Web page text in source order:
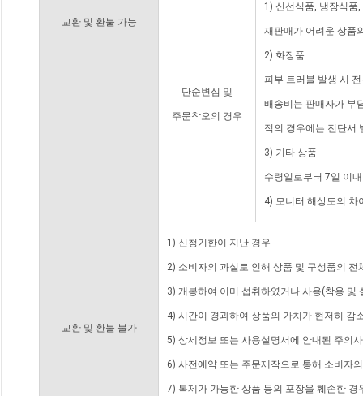
교환 및 환불 가능
단순변심 및
주문착오의 경우
1) 신선식품, 냉장식품
재판매가 어려운 상품
2) 화장품
피부 트러블 발생 시
배송비는 판매자가 부
적의 경우에는 진단서
3) 기타 상품
수령일로부터 7일 이
4) 모니터 해상도의 차
교환 및 환불 불가
1) 신청기한이 지난 경우
2) 소비자의 과실로 인해 상품 및 구성품의
3) 개봉하여 이미 섭취하였거나 사용(착용 및
4) 시간이 경과하여 상품의 가치가 현저히 감
5) 상세정보 또는 사용설명서에 안내된 주의
6) 사전예약 또는 주문제작으로 통해 소비자
7) 복제가 가능한 상품 등의 포장을 훼손한 경